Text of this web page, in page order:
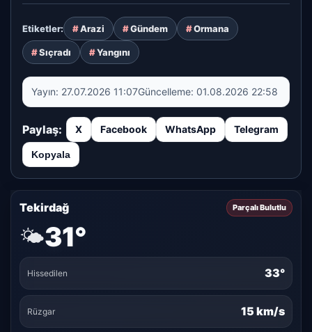
Etiketler: Arazi Gündem Ormana
Sıçradı Yangını
Yayın: 27.07.2026 11:07Güncelleme: 01.08.2026 22:58
Paylaş: X Facebook WhatsApp Telegram
Kopyala
Tekirdağ Parçalı Bulutlu
🌤️31°
Hissedilen 33°
Rüzgar 15 km/s